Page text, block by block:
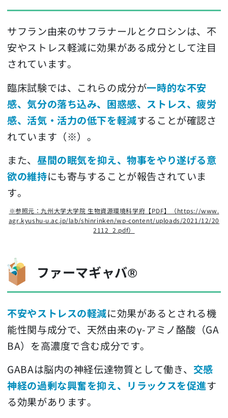
サフラン由来のサフラナールとクロシンは、不
安やストレス軽減に効果がある成分として注目
されています。
臨床試験では、これらの成分が一時的な不安
感、気分の落ち込み、困惑感、ストレス、疲労
感、活気・活力の低下を軽減することが確認さ
れています（※）。
また、昼間の眠気を抑え、物事をやり遂げる意
欲の維持にも寄与することが報告されていま
す。
※参照元：九州大学大学院 生物資源環境科学府【PDF】（https://www.
agr.kyushu-u.ac.jp/lab/shinrinken/wp-content/uploads/2021/12/20
2112_2.pdf）
ファーマギャバ®
不安やストレスの軽減に効果があるとされる機
能性関与成分で、天然由来のγ-アミノ酪酸（GA
BA）を高濃度で含む成分です。
GABAは脳内の神経伝達物質として働き、 交感
神経の過剰な興奮を抑え、リラックスを促進す
る効果があります。